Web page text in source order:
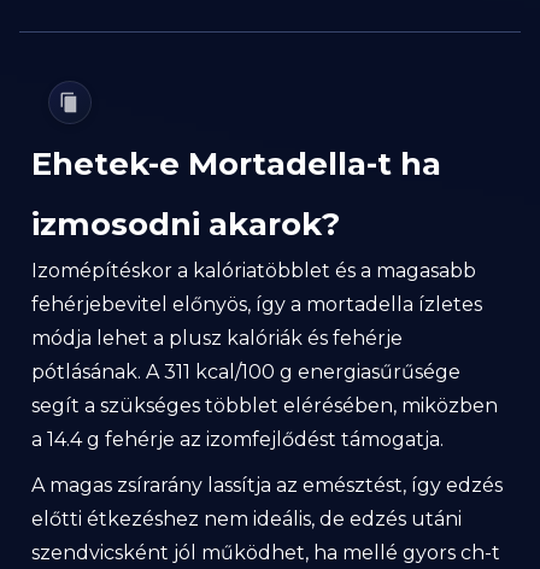
Ehetek-e Mortadella-t ha
izmosodni akarok?
Izomépítéskor a kalóriatöbblet és a magasabb
fehérjebevitel előnyös, így a mortadella ízletes
módja lehet a plusz kalóriák és fehérje
pótlásának. A 311 kcal/100 g energiasűrűsége
segít a szükséges többlet elérésében, miközben
a 14.4 g fehérje az izom­fejlődést támogatja.
A magas zsír­arány lassítja az emésztést, így edzés
előtti étkezéshez nem ideális, de edzés utáni
szendvicsként jól működhet, ha mellé gyors ch-t